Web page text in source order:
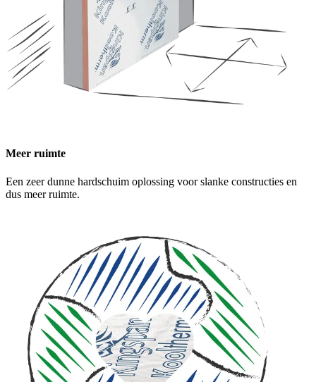
Meer ruimte
Een zeer dunne hardschuim oplossing voor slanke constructies en
dus meer ruimte.